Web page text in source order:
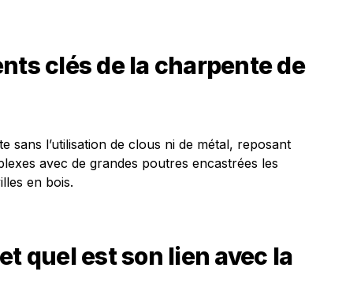
clés de la charpente de
sans l’utilisation de clous ni de métal, reposant
avec de grandes poutres encastrées les
en bois.
quel est son lien avec la